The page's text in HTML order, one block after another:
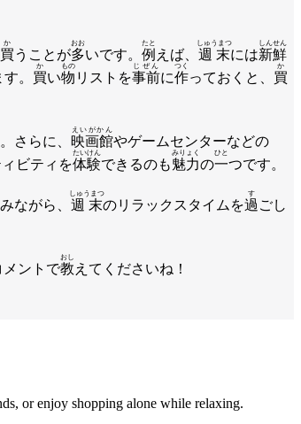
買
か
うことが多
おお
いです。 例
たと
えば、 週末
しゅうまつ
には新鮮
しんせん
。 買
か
い物
もの
リストを事前
じぜん
に作
つく
っておくと、 買
か
さらに、 映画館
えいがかん
やゲームセンターなどの
ビティを体験
たいけん
できるのも魅力
みりょく
の一
ひと
つです。
ながら、 週末
しゅうまつ
のリラックスタイムを過
す
ごし
メントで教
おし
えてくださいね！
or enjoy shopping alone while relaxing.